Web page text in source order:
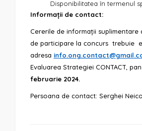
Disponibilitatea în termenul
Informații de contact:
Cererile de informații suplimentare
de participare la concurs trebuie
adresa
Evaluarea Strategiei CONTACT,
februarie 2024.
Persoana de contact: Serghei